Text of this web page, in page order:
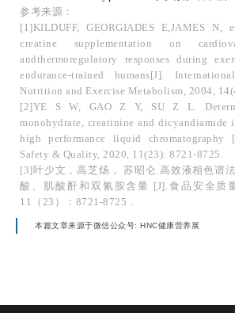
参考来源：
[1]KILDUFF, GEORGIADES E,JAMES
creatine supplementation on
andthermoregulatory responses during
endurance-trained humans[J].
Nutrition and Exercise Metabolism, 2004,
[2]YE S W, GAO Z Y, SU Z L.
monohydrate, creatinine and dicyandiamide
high performance liquid chromatography
Safety & Quality, 2020, 11(23): 8721-8725.
[3]叶少文，高芝炀， 苏昭仑.高效液相色谱
酸、肌酸酐和双氰胺含量 [J].食品安全质
11（23）：8721-8725．
本篇文章来源于微信公众号: HNC健康营养展